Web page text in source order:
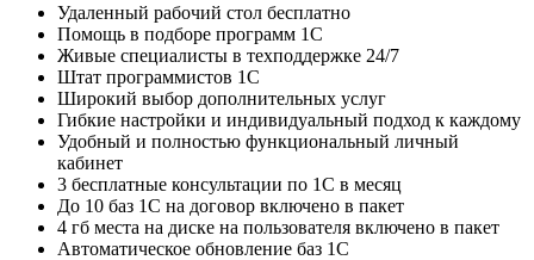
Удаленный рабочий стол бесплатно
Помощь в подборе программ 1С
Живые специалисты в техподдержке 24/7
Штат программистов 1С
Широкий выбор дополнительных услуг
Гибкие настройки и индивидуальный подход к каждому
Удобный и полностью функциональный личный
кабинет
3 бесплатные консультации по 1С в месяц
До 10 баз 1С на договор включено в пакет
4 гб места на диске на пользователя включено в пакет
Автоматическое обновление баз 1С